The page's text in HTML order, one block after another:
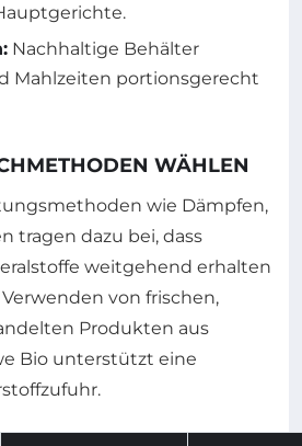
Nachhaltige Behälter
Mahlzeiten portionsgerecht
WÄHLEN
wie Dämpfen,
tragen dazu bei, dass
weitgehend erhalten
von frischen,
Produkten aus
Bio unterstützt eine